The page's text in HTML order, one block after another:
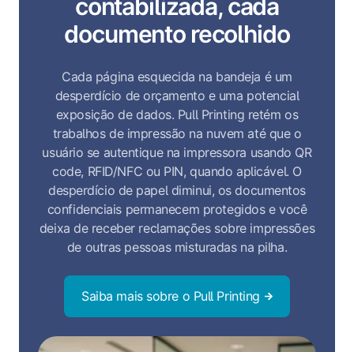
contabilizada, cada
documento recolhido
Cada página esquecida na bandeja é um
desperdício de orçamento e uma potencial
exposição de dados. Pull Printing retém os
trabalhos de impressão na nuvem até que o
usuário se autentique na impressora usando QR
code, RFID/NFC ou PIN, quando aplicável. O
desperdício de papel diminui, os documentos
confidenciais permanecem protegidos e você
deixa de receber reclamações sobre impressões
de outras pessoas misturadas na pilha.
Saiba mais sobre o Pull Printing